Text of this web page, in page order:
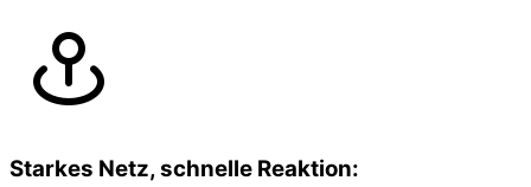
Starkes Netz, schnelle Reaktion: